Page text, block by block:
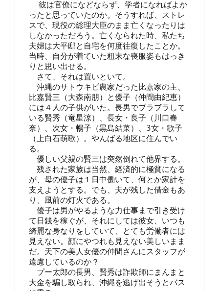
ったと思っていたのか。そうすれば、ストレ
スで、現役の総理大臣のまま亡くなったりは
しなかっただろう。亡くなられた時、私たち
夫婦は大平邸と自宅を何度往復したことか。
当時、自分が着ていた粗末な喪服姿もはっき
りと思い出せる。
さて、それは置いといて。
沖縄のサトウキビ農家だった比嘉家の主、
比嘉賢三（大森南朋）と優子（仲間由紀恵）
には４人の子供がいた。長男でブラブラして
いる賢秀（竜星涼）、長女・良子（川口春
奈）、次女・暢子（黒島結菜）、3女・歌子
（上白石萌歌）。やんばる地区に住んでい
る。
優しい父親の賢三は突然倒れて他界する。
残された家族は当然、経済的に極貧になる
が、母の優子は１日中働いて、何とか家計を
支えようとする。でも、夫が残した借金もあ
り、風前の灯火である。
優子は男がやるような力仕事まで引き受け
て日銭を稼ぐが、それにしては彼女、いつも
綺麗な身なりをしていて、とても労働者には
見えない。顔にやつれも見えない美しいまま
だ。天下の美人女優の仲間さんにスタッフが
遠慮しているのか？
プー太郎の長男、賢秀は詐欺師にまんまと
大金を騙し取られ、沖縄を逃げ出そうとバス